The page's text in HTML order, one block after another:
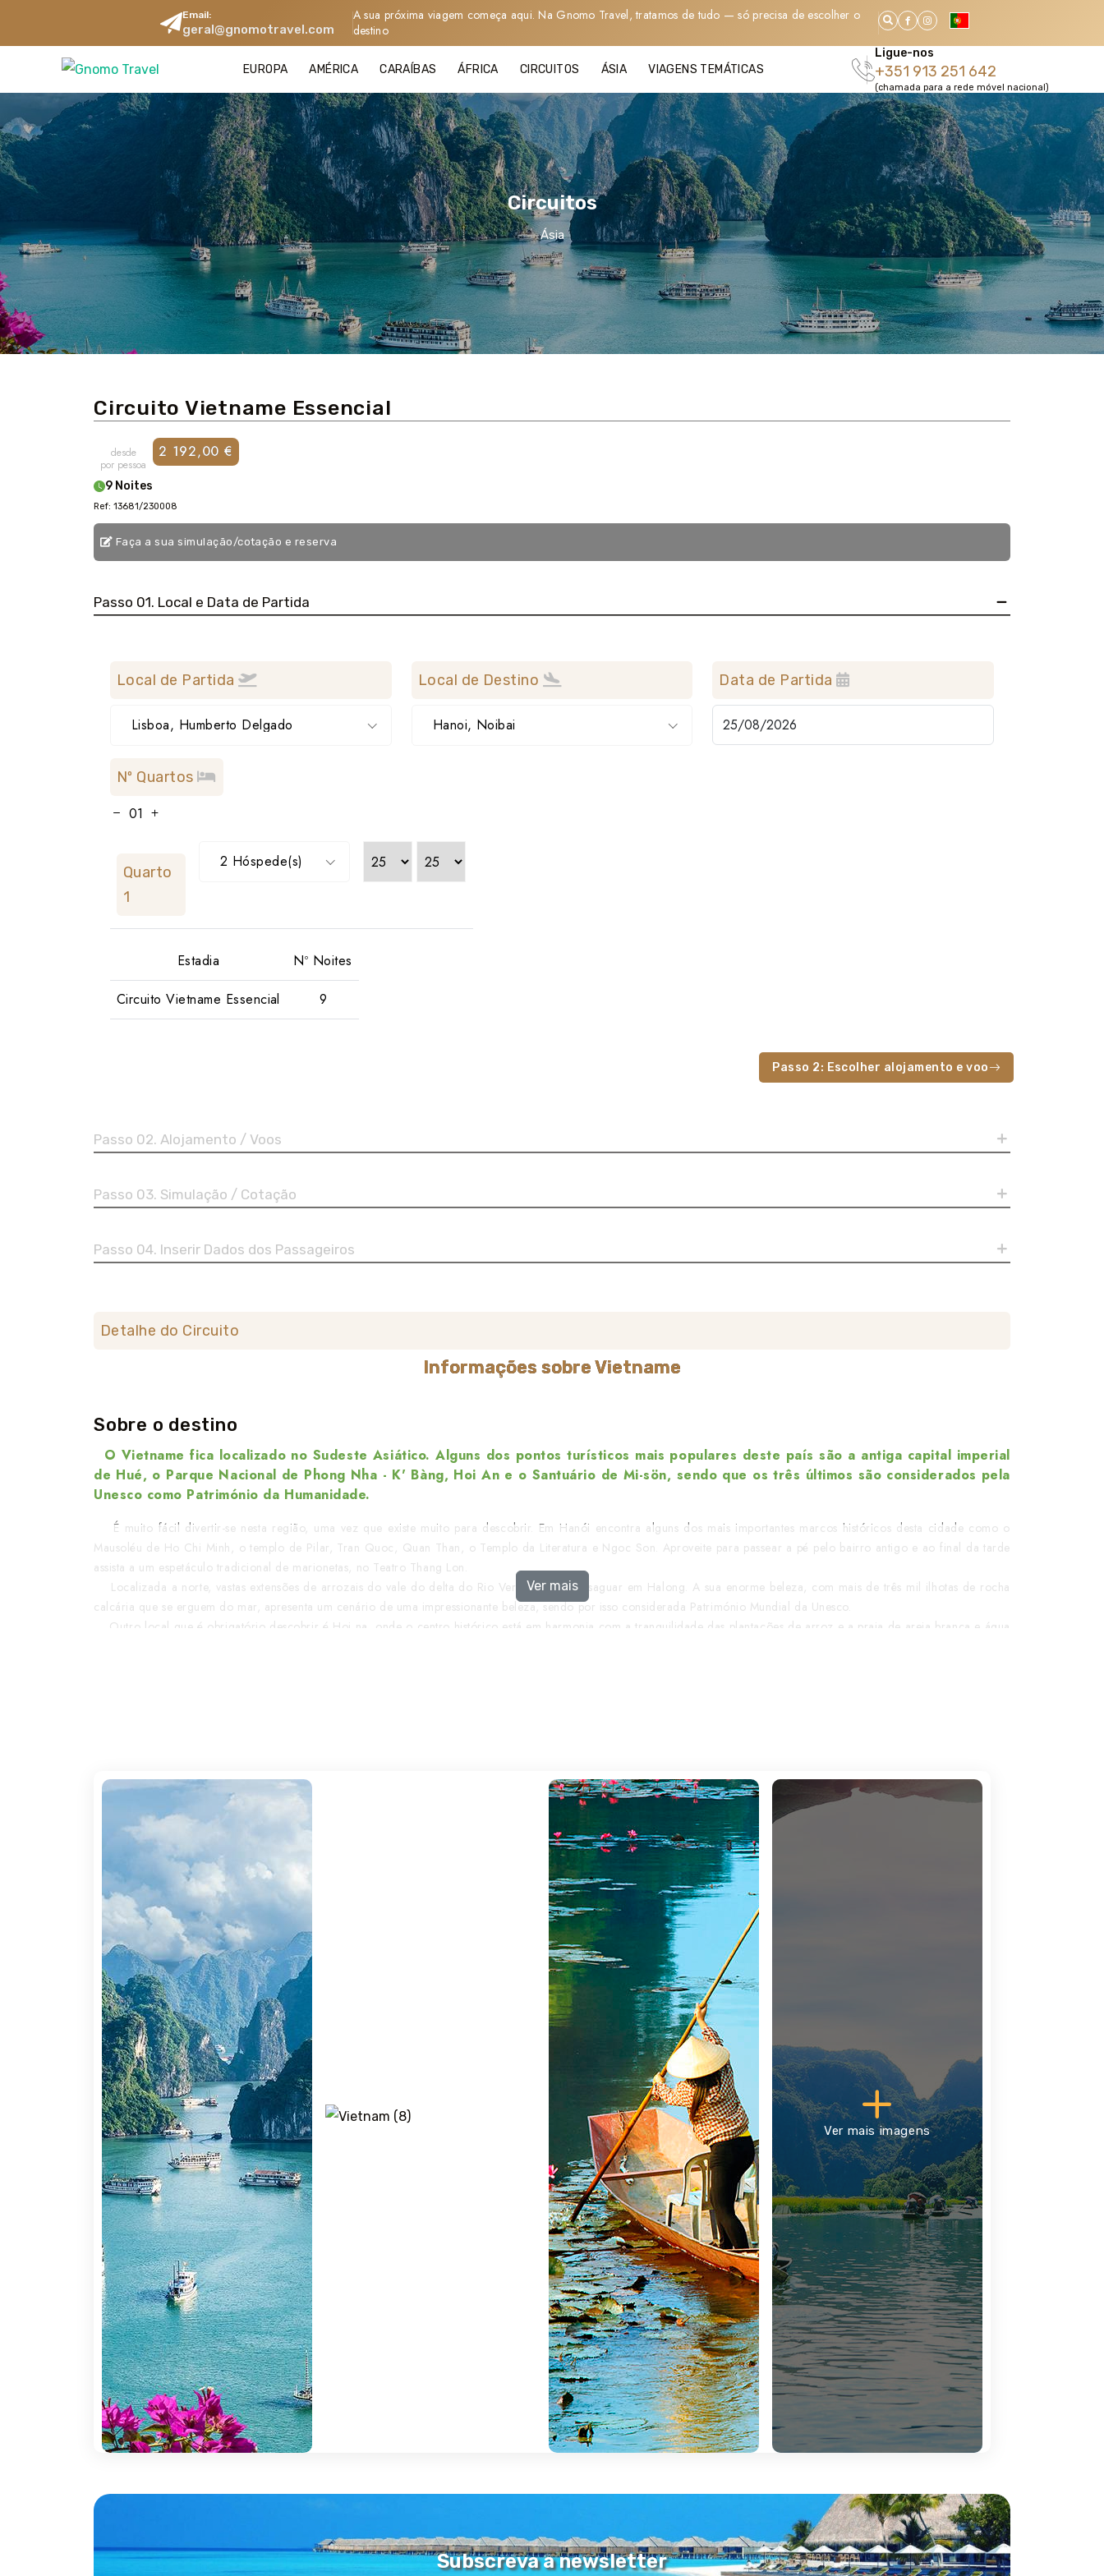
Email:
geral@gnomotravel.com
A sua próxima viagem começa aqui. Na Gnomo Travel, tratamos de tudo — só precisa de escolher o
destino
EUROPA AMÉRICA CARAÍBAS ÁFRICA CIRCUITOS ÁSIA VIAGENS TEMÁTICAS
Ligue-nos
+351 913 251 642
(chamada para a rede móvel nacional)
Circuitos
Ásia
Circuito Vietname Essencial
desde
por pessoa
2 192,00 €
9 Noites
Ref: 13681/230008
Faça a sua simulação/cotação e reserva
Passo 01. Local e Data de Partida
Local de Partida
Lisboa, Humberto Delgado
Local de Destino
Hanoi, Noibai
Data de Partida
Nº Quartos
Quarto
1
2 Hóspede(s)
Estadia Nº Noites
Circuito Vietname Essencial
Passo 2: Escolher alojamento e voo
Passo 02. Alojamento / Voos
Passo 03. Simulação / Cotação
Passo 04. Inserir Dados dos Passageiros
Detalhe do Circuito
Informações sobre Vietname
Sobre o destino
O Vietname fica localizado no Sudeste Asiático. Alguns dos pontos turísticos mais populares deste país são a antiga capital imperial
de Hué, o Parque Nacional de Phong Nha - K' Bàng, Hoi An e o Santuário de Mi-sön, sendo que os três últimos são considerados pela
Unesco como Património da Humanidade.
É muito fácil divertir-se nesta região, uma vez que existe muito para descobrir. Em Hanói encontra alguns dos mais importantes marcos históricos desta cidade como o
Mausoléu de Ho Chi Minh, o templo de Pilar, Tran Quoc, Quan Than, o Templo da Literatura e Ngoc Son. Aproveite para passear a pé pelo bairro antigo e ao final da tarde
assista a um espetáculo tradicional de marionetas, no Teatro Thang Lon.
Localizada a norte, vastas extensões de arrozais do vale do delta do Rio Vermelho vão desaguar em Halong. A sua enorme beleza, com mais de três mil ilhotas de rocha
calcária que se erguem do mar, apresenta um cenário de uma impressionante beleza, sendo por isso considerada Património Mundial da Unesco.
Outro local que é obrigatório descobrir é Hoi na, onde o centro histórico está em harmonia com a tranquilidade das plantações de arroz e a praia de areia branca e água
visita a uma fábrica de doces típicos e um passeio em Xe Loi (transporte local) pelos jardins de coco.
A não perder: um passeio pelo delta do Mekong, onde se descobrem pequenas aldeias perdidas no tempo e paisagens de tirar o fôlego.
Informações sobre Ásia
Razões para fazer a mala
1. Ayubowan: "Vida longa e Feliz" - É com este cumprimento e com um enorme sorriso que somos recebidos em qualquer canto. O Sri Lanka é a ilha
do chá, a pérola do Indico. Dos templos coloridos, às paisagens surpreendentes, passando pelas praias extensas enfeitadas com palmeiras. Uma ilha
de grande diversidade e riqueza. Um verdadeiro paraíso terrestre a descobrir.
2. Vida cosmopolita: Para quem aprecia o luxo e o requinte de ambientes cosmopolitas, o Dubai é um destino à medida: vibrante, dinâmico, único, moderno, o
destino do seculo XXI. Se pensa que já viu tudo, pense melhor: As praias de águas tépidas, o maior centro comercial do mundo, o imponente deserto, a
surpreendente pista de ski, o rico mercado do ouro, o imperdível Museu do Dubai, atravessar o Creek, subir ao Burj Khalifa no elevador mais rápido do mundo para
apreciar a vista de cortar a respiração, tudo isto e muito mais.
chega descobre rapidamente que este não é apenas mais um destino exótico, mas um local ideal para recuperar forças.
A simpatia com que somos recebidos na Tailândia faz-nos sentir em casa. Seja a primeira visita ou a décima, o sentimento mantém-se inalterável.
Os sabores, os cheiros, os templos, a história, as praias de areia branca, a agitação dos centros urbanos, ou o recato dos recantos ainda pouco conhecidos, a
Tailândia tem sempre algo novo, diferente e surpreendente a oferecer a cada um, em cada nova visita. Atreva-se.
Ver mais
Ver mais imagens
Subscreva a newsletter